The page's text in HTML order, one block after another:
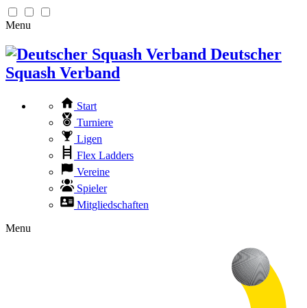
Menu
Deutscher
Squash Verband
Start
Turniere
Ligen
Flex Ladders
Vereine
Spieler
Mitgliedschaften
Menu